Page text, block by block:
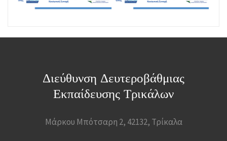
Διεύθυνση Δευτεροβάθμιας
Εκπαίδευσης Τρικάλων
Μάρκου Μπότσαρη 2, 42132, Τρίκαλα